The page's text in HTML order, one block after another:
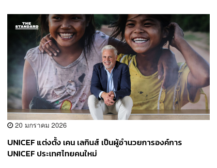
20 มกราคม 2026
UNICEF แต่งตั้ง เคน เลกินส์ เป็นผู้อำนวยการองค์การ
UNICEF ประเทศไทยคนใหม่